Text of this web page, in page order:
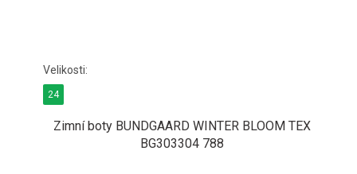
Zimní boty BUNDGAARD WINTER BLOOM TEX
BG303304 788
24